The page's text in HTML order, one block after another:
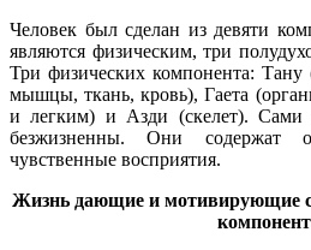
Человек был сделан из девяти
являются физическим, три
Три физических компонента: Тану
мышцы, ткань, кровь), Гаета
и легким) и Азди (скелет). Сами
безжизненны. Они содержат
чувственные восприятия.
Жизнь дающие и мотивирующие